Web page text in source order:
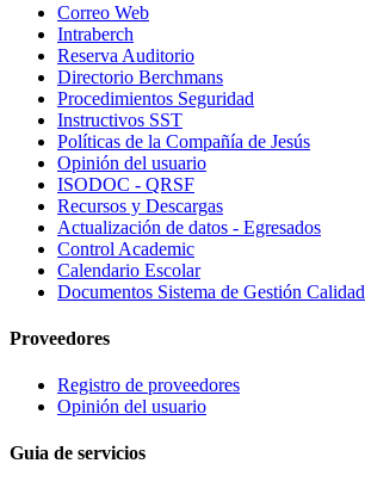
Correo Web
Intraberch
Reserva Auditorio
Directorio Berchmans
Procedimientos Seguridad
Instructivos SST
Políticas de la Compañía de Jesús
Opinión del usuario
ISODOC - QRSF
Recursos y Descargas
Actualización de datos - Egresados
Control Academic
Calendario Escolar
Documentos Sistema de Gestión Calidad
Proveedores
Registro de proveedores
Opinión del usuario
Guia de servicios